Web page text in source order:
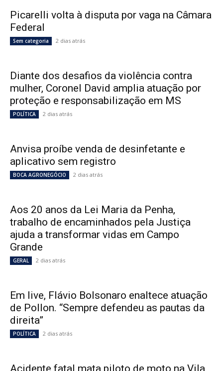
Picarelli volta à disputa por vaga na Câmara
Federal
Sem categoria 2 dias atrás
Diante dos desafios da violência contra
mulher, Coronel David amplia atuação por
proteção e responsabilização em MS
POLÍTICA 2 dias atrás
Anvisa proíbe venda de desinfetante e
aplicativo sem registro
BOCA AGRONEGÓCIO 2 dias atrás
Aos 20 anos da Lei Maria da Penha,
trabalho de encaminhados pela Justiça
ajuda a transformar vidas em Campo
Grande
GERAL 2 dias atrás
Em live, Flávio Bolsonaro enaltece atuação
de Pollon. “Sempre defendeu as pautas da
direita”
POLÍTICA 2 dias atrás
Acidente fatal mata piloto de moto na Vila